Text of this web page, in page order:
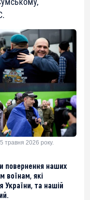
травня 2026 року.
повернення наших
воїнам, які
та нашій